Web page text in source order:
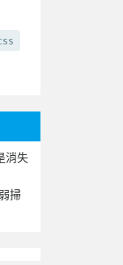
消失
掃